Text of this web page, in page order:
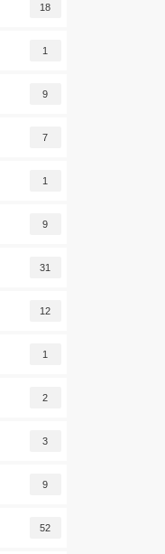
18
1
9
7
1
9
31
12
1
2
3
9
52